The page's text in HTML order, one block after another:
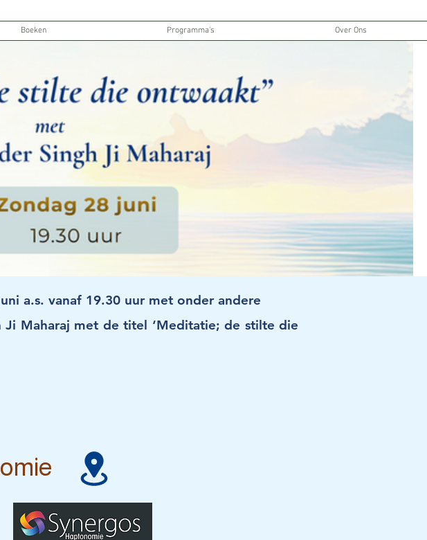
Boeken Programma’s Over Ons
a.s. vanaf 19.30 uur met onder andere
Ji Maharaj met de titel ‘Meditatie; de stilte die